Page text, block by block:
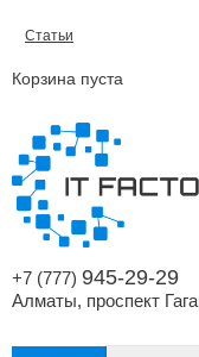
Статьи
Корзина пуста
+7 (777) 945-29-29
Алматы, проспект